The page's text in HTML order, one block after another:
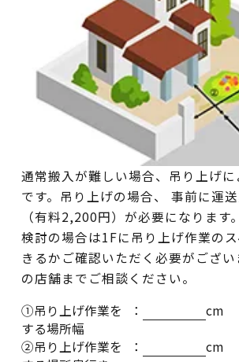
通常搬入が難しい場合、吊り上げ
です。吊り上げの場合、 事前に運
（有料2,200円）が必要になります
検討の場合は1Fに吊り上げ作業の
きるかご確認いただく必要がござい
の店舗までご相談ください。
①吊り上げ作業を
する場所幅
：
cm
②吊り上げ作業を
：
cm